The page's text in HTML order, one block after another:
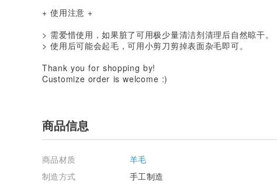
+ 使用注意 +
> 需爱惜使用，如果脏了可用极少量清洁剂清理后自然晾干。
> 使用后可能会起毛，可用小剪刀剪掉表面杂毛即可。
Thank you for shopping by!
Customize order is welcome :)
商品信息
商品材质
羊毛
制造方式
手工制造